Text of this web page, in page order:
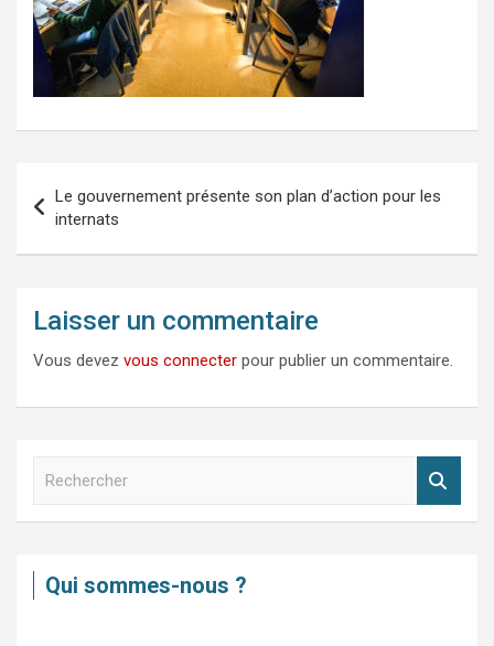
de
l’article
Le gouvernement présente son plan d’action pour les
internats
Laisser un commentaire
Vous devez vous connecter pour publier un commentaire.
c
Qui sommes-nous ?